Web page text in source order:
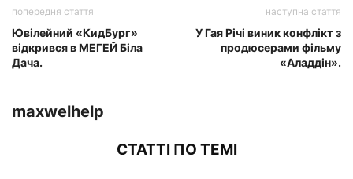
попередня стаття
Ювілейний «КидБург»
відкрився в МЕГЕЙ Біла
Дача.
наступна стаття
У Гая Річі виник конфлікт з
продюсерами фільму
«Аладдін».
maxwelhelp
СТАТТІ ПО ТЕМІ